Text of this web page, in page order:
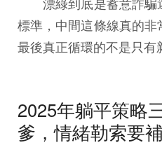
標準，中間這條線真的
最後真正循環的不是只有
2025年躺平策略
爹，情緒勒索要